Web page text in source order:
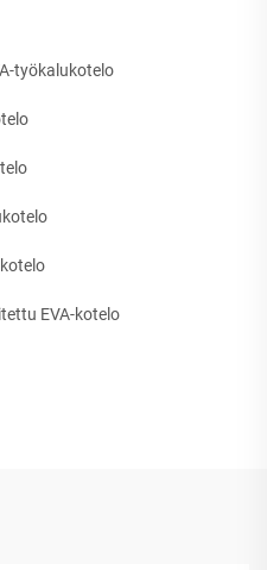
työkalukotelo
EVA-kotelo